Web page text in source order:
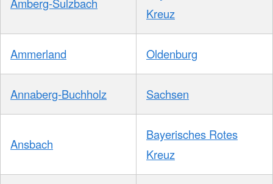
Kreuz
Ammerland Oldenburg
Annaberg-Buchholz Sachsen
Ansbach
Bayerisches Rotes
Kreuz